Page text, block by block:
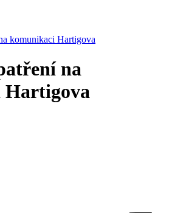
komunikaci Hartigova
na